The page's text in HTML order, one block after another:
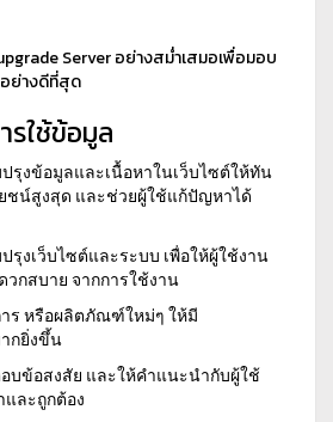
Server อย่างสม่ำเสมอเพื่อมอบ
ย่างดีที่สุด
รใช้ข้อมูล
รุงข้อมูลและเนื้อหาในเว็บไซต์ให้ทัน
ชน์สูงสุด และช่วยผู้ใช้แก้ปัญหาได้
รุงเว็บไซต์และระบบ เพื่อให้ผู้ใช้งาน
วกสบาย จากการใช้งาน
ร หรือผลิตภัณฑ์ใหม่ๆ ให้มี
กยิ่งขึ้น
บข้อสงสัย และให้คำแนะนำกับผู้ใช้
ละถูกต้อง